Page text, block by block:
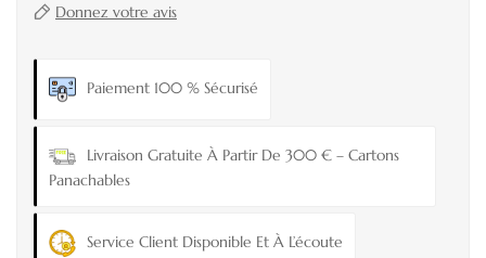
Donnez votre avis
Paiement 100 % Sécurisé
Livraison Gratuite À Partir De 300 € – Cartons
Panachables
Service Client Disponible Et À L’écoute